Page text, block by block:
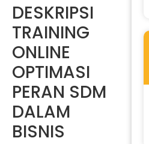
DESKRIPSI
TRAINING
ONLINE
OPTIMASI
PERAN SDM
DALAM
BISNIS